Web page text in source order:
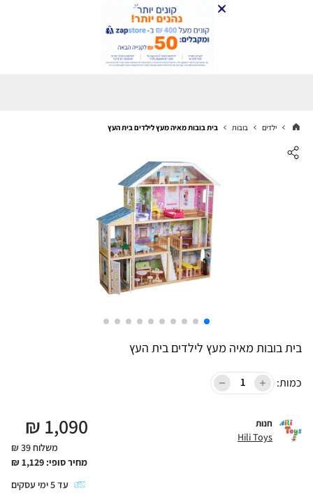
ילדים בובות בית בובות מאיה מעץ לילדים בית העץ
בית בובות מאיה מעץ לילדים בית העץ
כמות:
חנות
Hili Toys
1,090
₪
משלוח 39 ₪
מחיר סופי: 1,129
₪
עד5ימי עסקים